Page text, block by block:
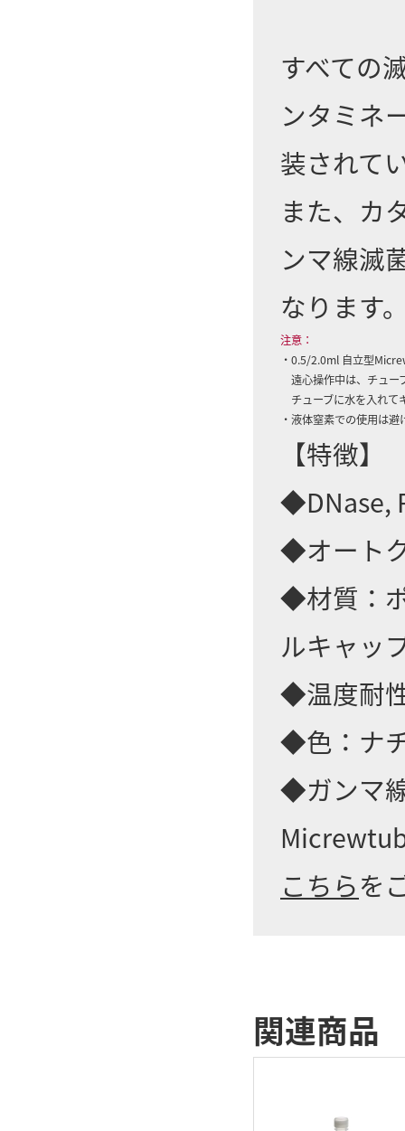
すべての
ンタミネ
装されて
また、カ
ンマ線滅
なります
注意：
・0.5/2.0ml 自立型
遠心操作中は、チュー
チューブに水を入れて
・液体窒素での使用は
【特徴】
◆DNase,
◆オート
◆材質：
ルキャッ
◆温度耐
◆色：ナ
◆ガンマ
こちらを
関連商品